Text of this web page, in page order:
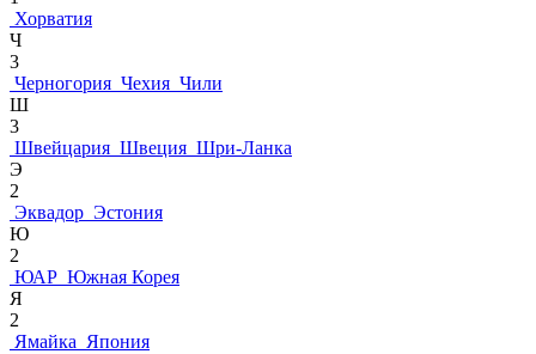
Хорватия
Ч
3
Черногория Чехия Чили
Ш
3
Швейцария Швеция Шри-Ланка
Э
2
Эквадор Эстония
Ю
2
ЮАР Южная Корея
Я
2
Ямайка Япония